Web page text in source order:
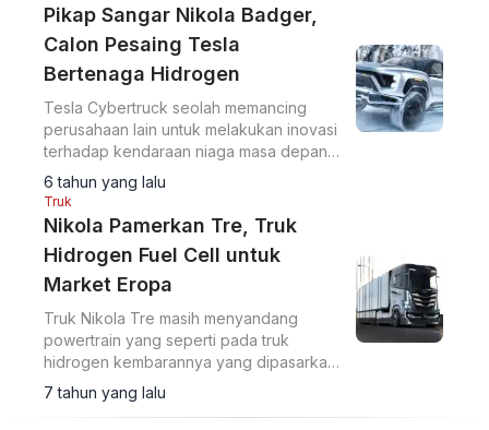
Pikap Sangar Nikola Badger,
Calon Pesaing Tesla
Bertenaga Hidrogen
Tesla Cybertruck seolah memancing
perusahaan lain untuk melakukan inovasi
terhadap kendaraan niaga masa depan.
Nikola Badger ini salah satunya.
6 tahun yang lalu
Truk
Nikola Pamerkan Tre, Truk
Hidrogen Fuel Cell untuk
Market Eropa
Truk Nikola Tre masih menyandang
powertrain yang seperti pada truk
hidrogen kembarannya yang dipasarkan
di AS. Truk ini bekerja menggunakan
daya dari baterai bertenaga 800 volt.
7 tahun yang lalu